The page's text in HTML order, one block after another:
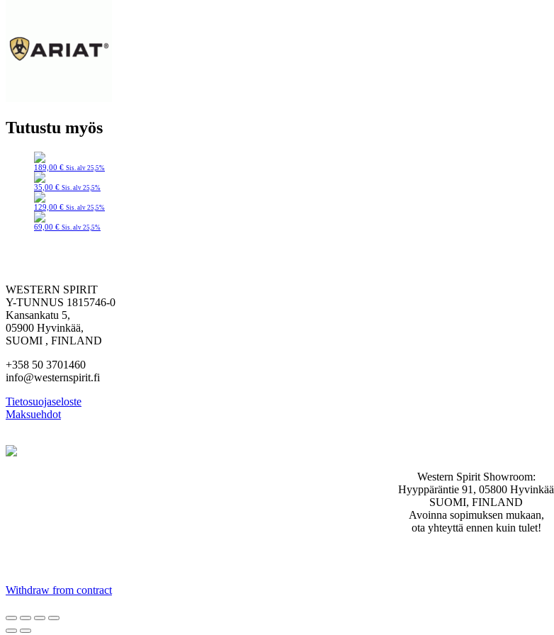
Tutustu myös
189,00 € Sis. alv 25,5%
35,00 € Sis. alv 25,5%
129,00 € Sis. alv 25,5%
69,00 € Sis. alv 25,5%
WESTERN SPIRIT
Y-TUNNUS 1815746-0
Kansankatu 5,
05900 Hyvinkää,
SUOMI , FINLAND
+358 50 3701460
info@westernspirit.fi
Tietosuojaseloste
Maksuehdot
Western Spirit Showroom:
Hyyppäräntie 91, 05800 Hyvinkää
SUOMI, FINLAND
Avoinna sopimuksen mukaan,
ota yhteyttä ennen kuin tulet!
Withdraw from contract